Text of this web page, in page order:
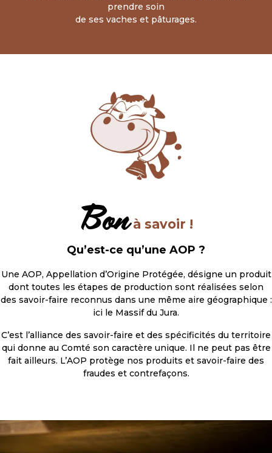
prendre soin
de ses vaches et pâturages.
Bonà savoir !
Qu’est-ce qu’une AOP ?
Une AOP, Appellation d’Origine Protégée, désigne un produit
dont toutes les étapes de production sont réalisées selon
des savoir-faire reconnus dans une même aire géographique :
ici le Massif du Jura.
C’est l’alliance des savoir-faire et des spécificités du territoire
qui donne au Comté son caractère unique. Il ne peut pas être
fait ailleurs. L’AOP protège nos produits et savoir-faire des
fraudes et contrefaçons.